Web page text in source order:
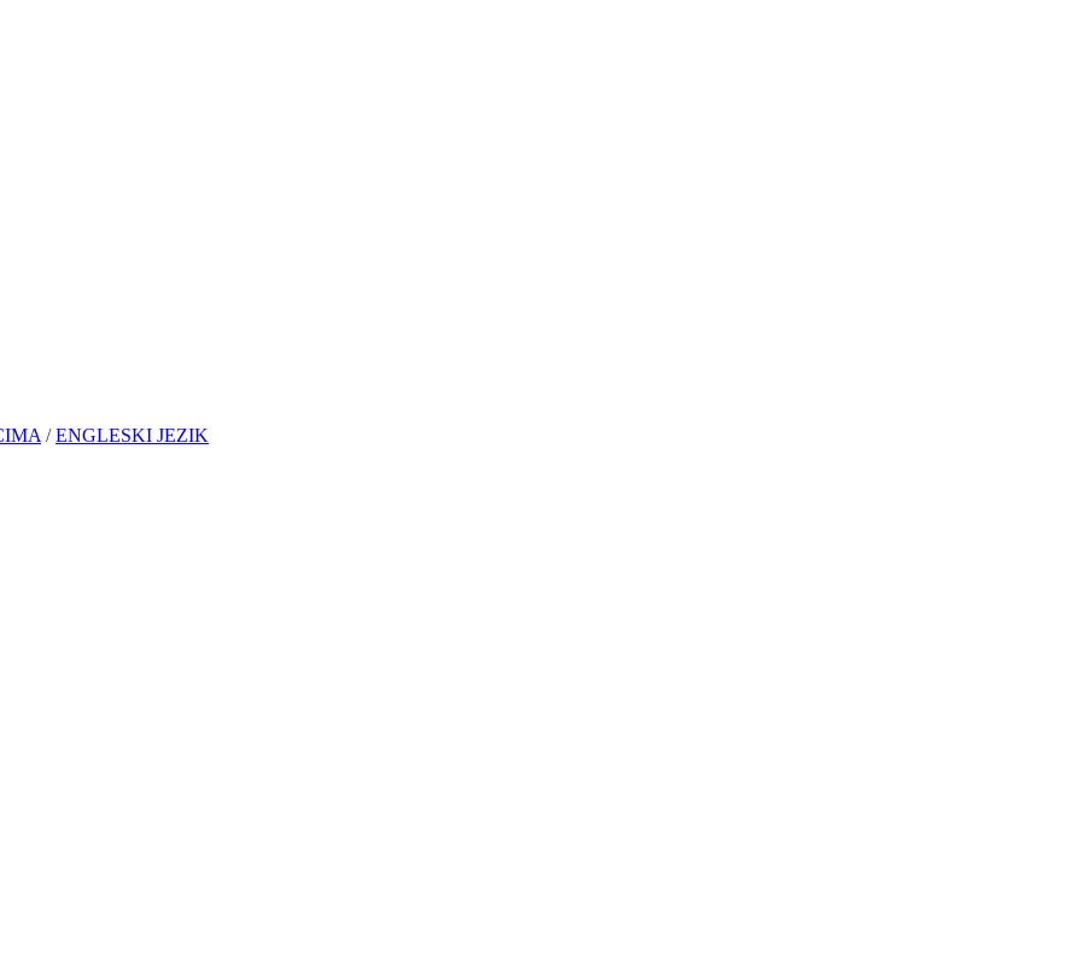
/ ENGLESKI JEZIK